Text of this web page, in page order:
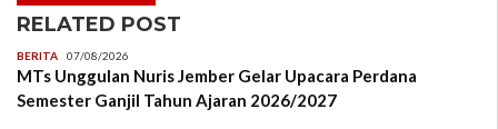
RELATED POST
BERITA 07/08/2026
MTs Unggulan Nuris Jember Gelar Upacara Perdana
Semester Ganjil Tahun Ajaran 2026/2027